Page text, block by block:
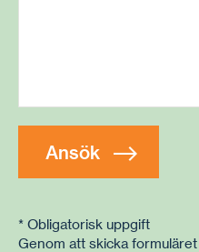
* Obligatorisk uppgift
Genom att skicka